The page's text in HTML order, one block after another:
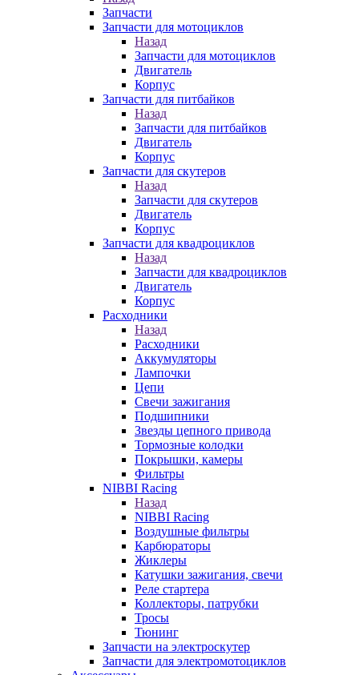
Запчасти
Запчасти для мотоциклов
Назад
Запчасти для мотоциклов
Двигатель
Корпус
Запчасти для питбайков
Назад
Запчасти для питбайков
Двигатель
Корпус
Запчасти для скутеров
Назад
Запчасти для скутеров
Двигатель
Корпус
Запчасти для квадроциклов
Назад
Запчасти для квадроциклов
Двигатель
Корпус
Расходники
Назад
Расходники
Аккумуляторы
Лампочки
Цепи
Свечи зажигания
Подшипники
Звезды цепного привода
Тормозные колодки
Покрышки, камеры
Фильтры
NIBBI Racing
Назад
NIBBI Racing
Воздушные фильтры
Карбюраторы
Жиклеры
Катушки зажигания, свечи
Реле стартера
Коллекторы, патрубки
Тросы
Тюнинг
Запчасти на электроскутер
Запчасти для электромотоциклов